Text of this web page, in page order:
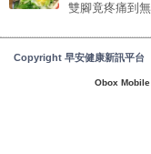
雙腳竟疼痛到
Copyright 早安健康新訊平台
Obox